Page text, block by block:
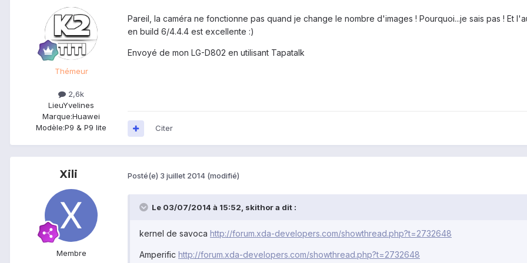
Thémeur
2,6k
LieuYvelines
Marque:Huawei
Modèle:P9 & P9 lite
Pareil, la caméra ne fonctionne pas quand je change le nombre d'images ! Pourquoi...je sais pas ! Et
en build 6/4.4.4 est excellente :)
Envoyé de mon LG-D802 en utilisant Tapatalk
Citer
Xili
Membre
Posté(e) 3 juillet 2014 (modifié)
Le 03/07/2014 à 15:52, skithor a dit :
kernel de savoca http://forum.xda-developers.com/showthread.php?t=2732648
Amperific http://forum.xda-developers.com/showthread.php?t=2732648